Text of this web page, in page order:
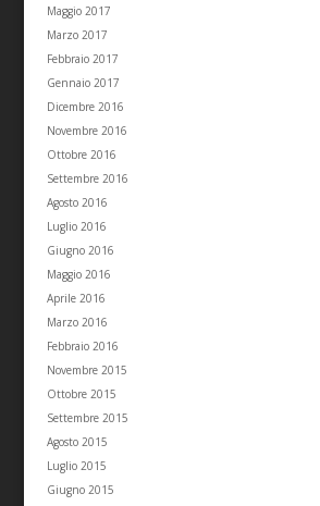
Maggio 2017
Marzo 2017
Febbraio 2017
Gennaio 2017
Dicembre 2016
Novembre 2016
Ottobre 2016
Settembre 2016
Agosto 2016
Luglio 2016
Giugno 2016
Maggio 2016
Aprile 2016
Marzo 2016
Febbraio 2016
Novembre 2015
Ottobre 2015
Settembre 2015
Agosto 2015
Luglio 2015
Giugno 2015